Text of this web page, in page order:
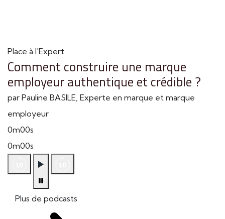
Place à l'Expert
Comment construire une marque
employeur authentique et crédible ?
par Pauline BASILE, Experte en marque et marque
employeur
0m00s
0m00s
Plus de podcasts